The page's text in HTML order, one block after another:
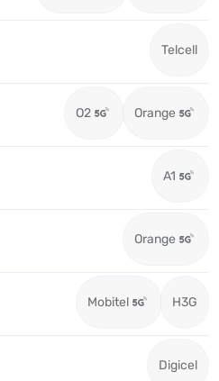
Telcell
O2 Orange
A1
Orange
Mobitel H3G
Digicel